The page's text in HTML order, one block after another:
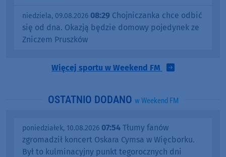
niedziela, 09.08.2026 08:29 Chojniczanka chce odbić
się od dna. Okazją będzie domowy pojedynek ze
Zniczem Pruszków
Więcej sportu w Weekend FM
OSTATNIO DODANO w Weekend FM
poniedziałek, 10.08.2026 07:54 Tłumy fanów
zgromadził koncert Oskara Cymsa w Więcborku.
Był to kulminacyjny punkt tegorocznych dni